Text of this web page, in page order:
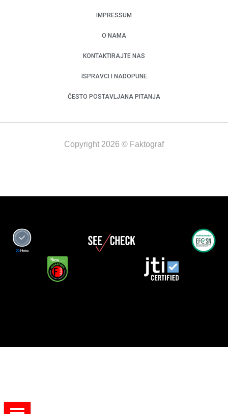
IMPRESSUM
O NAMA
KONTAKTIRAJTE NAS
ISPRAVCI I NADOPUNE
ČESTO POSTAVLJANA PITANJA
Copyright 2026 © Faktograf